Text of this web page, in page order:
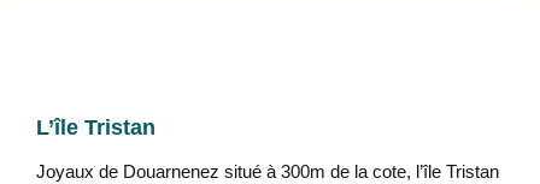
L’île Tristan
Joyaux de Douarnenez situé à 300m de la cote, l’île Tristan